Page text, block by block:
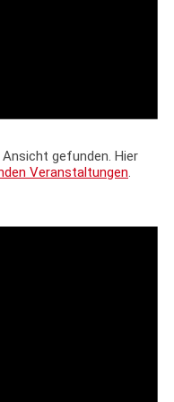
gefunden. Hier
Veranstaltungen.